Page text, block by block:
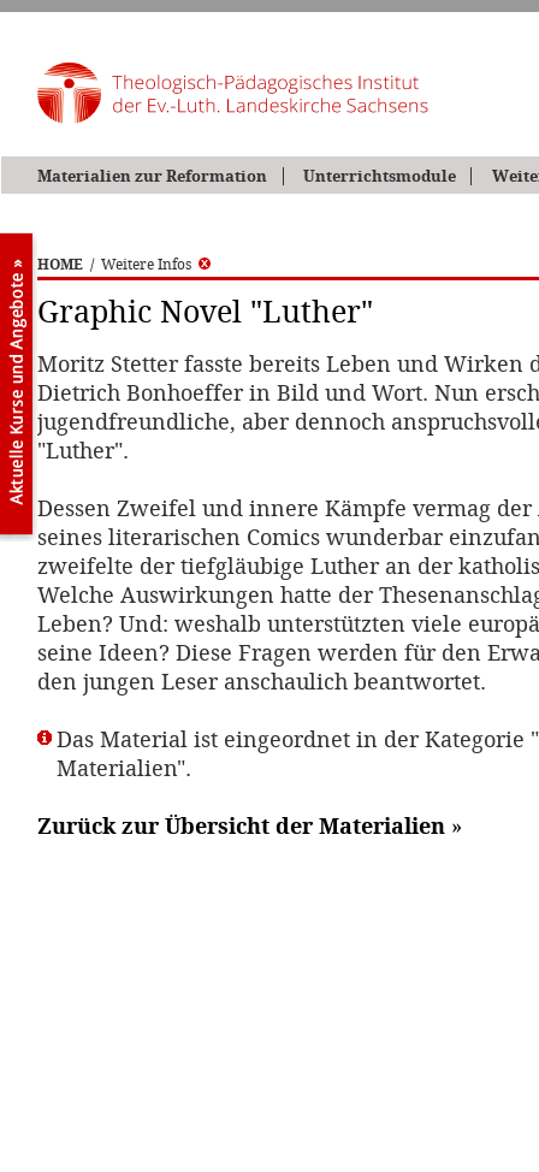
Materialien zur Reformation Unterrichtsmodule
HOME / Weitere Infos
Graphic Novel "Luther"
Moritz Stetter fasste bereits Leben und Wirken
Dietrich Bonhoeffer in Bild und Wort. Nun
jugendfreundliche, aber dennoch
"Luther".
Dessen Zweifel und innere Kämpfe vermag
seines literarischen Comics wunderbar
zweifelte der tiefgläubige Luther an der
Welche Auswirkungen hatte der
Leben? Und: weshalb unterstützten viele
seine Ideen? Diese Fragen werden für den
den jungen Leser anschaulich beantwortet.
Das Material ist eingeordnet in der Kategorie
Materialien".
Zurück zur Übersicht der Materialien »